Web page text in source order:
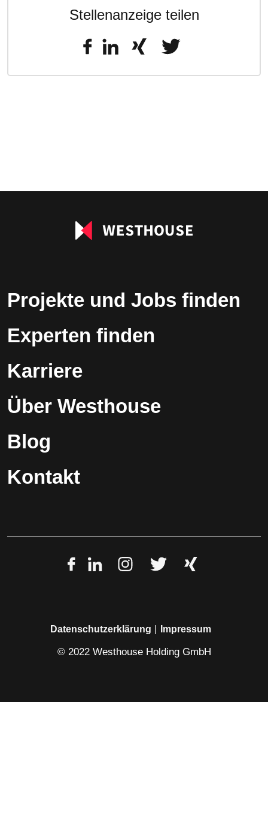
Stellenanzeige teilen
Projekte und Jobs finden
Experten finden
Karriere
Über Westhouse
Blog
Kontakt
Datenschutzerklärung Impressum
© 2022 Westhouse Holding GmbH